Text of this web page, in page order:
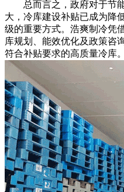
总而言之，政府对于节能
大，冷库建设补贴已成为降
级的重要方式。浩爽制冷凭
库规划、能效优化及政策咨
符合补贴要求的高质量冷库。